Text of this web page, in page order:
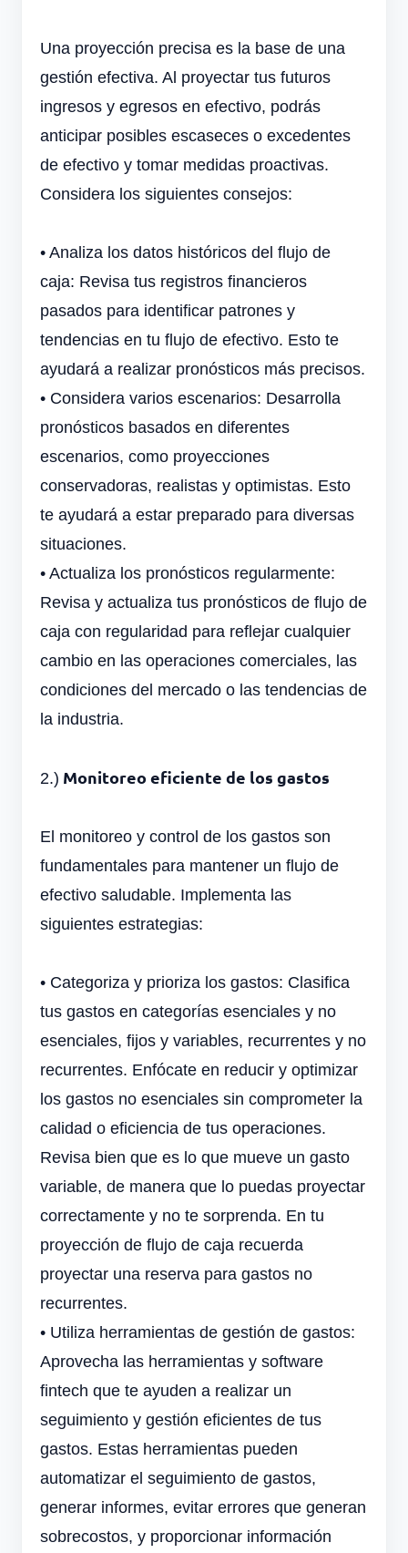
Una proyección precisa es la base de una
gestión efectiva. Al proyectar tus futuros
ingresos y egresos en efectivo, podrás
anticipar posibles escaseces o excedentes
de efectivo y tomar medidas proactivas.
Considera los siguientes consejos:
• Analiza los datos históricos del flujo de
caja: Revisa tus registros financieros
pasados para identificar patrones y
tendencias en tu flujo de efectivo. Esto te
ayudará a realizar pronósticos más precisos.
• Considera varios escenarios: Desarrolla
pronósticos basados en diferentes
escenarios, como proyecciones
conservadoras, realistas y optimistas. Esto
te ayudará a estar preparado para diversas
situaciones.
• Actualiza los pronósticos regularmente:
Revisa y actualiza tus pronósticos de flujo de
caja con regularidad para reflejar cualquier
cambio en las operaciones comerciales, las
condiciones del mercado o las tendencias de
la industria.
2.) Monitoreo eficiente de los gastos
El monitoreo y control de los gastos son
fundamentales para mantener un flujo de
efectivo saludable. Implementa las
siguientes estrategias:
• Categoriza y prioriza los gastos: Clasifica
tus gastos en categorías esenciales y no
esenciales, fijos y variables, recurrentes y no
recurrentes. Enfócate en reducir y optimizar
los gastos no esenciales sin comprometer la
calidad o eficiencia de tus operaciones.
Revisa bien que es lo que mueve un gasto
variable, de manera que lo puedas proyectar
correctamente y no te sorprenda. En tu
proyección de flujo de caja recuerda
proyectar una reserva para gastos no
recurrentes.
• Utiliza herramientas de gestión de gastos:
Aprovecha las herramientas y software
fintech que te ayuden a realizar un
seguimiento y gestión eficientes de tus
gastos. Estas herramientas pueden
automatizar el seguimiento de gastos,
generar informes, evitar errores que generan
sobrecostos, y proporcionar información